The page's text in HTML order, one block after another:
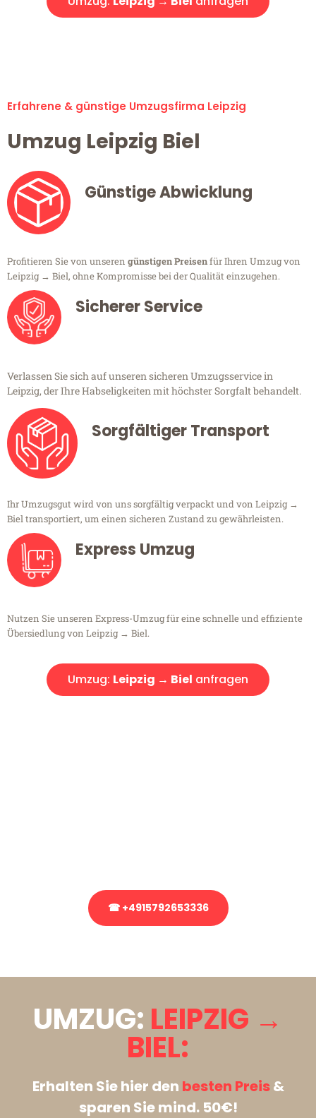
Erfahrene & günstige Umzugsfirma Leipzig
Umzug Leipzig Biel
Günstige Abwicklung
Profitieren Sie von unseren günstigen Preisenfür Ihren Umzug von
Leipzig → Biel, ohne Kompromisse bei der Qualität einzugehen.
Sicherer Service
Verlassen Sie sich auf unseren sicheren Umzugsservice in
Leipzig, der Ihre Habseligkeiten mit höchster Sorgfalt behandelt.
Sorgfältiger Transport
Ihr Umzugsgut wird von uns sorgfältig verpackt und von Leipzig →
Biel transportiert, um einen sicheren Zustand zu gewährleisten.
Express Umzug
Nutzen Sie unseren Express-Umzug für eine schnelle und effiziente
Übersiedlung von Leipzig → Biel.
Umzug: Leipzig → Biel anfragen
☎ +4915792653336
UMZUG: LEIPZIG →
BIEL:
Erhalten Sie hier den besten Preis&
sparen Sie mind. 50€!